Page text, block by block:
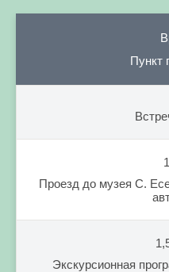
Пункт
Проезд до музея С.
Экскурсионная